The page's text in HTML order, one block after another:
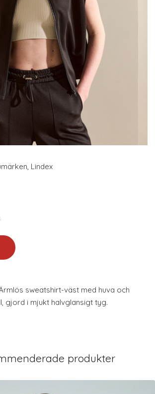
, Lindex
Ärmlös sweatshirt-väst med huva och
gjord i mjukt halvglansigt tyg.
produkter